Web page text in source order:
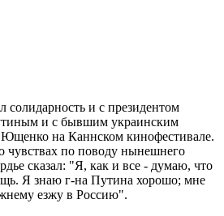
солидарность и с президентом
и с бывшим украинским
на Каннском кинофестивале.
чувствах по поводу нынешнего
сказал: "Я, как и все - думаю, что
Я знаю г-на Путина хорошо; мне
езжу в Россию".